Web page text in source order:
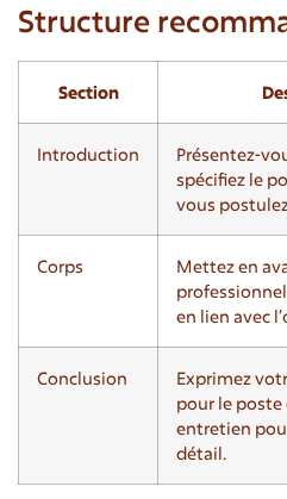
Structure
Section
Introduction
Présentez-
spécifiez le
vous
Corps
Mettez en
en lien avec
Conclusion
Exprimez
pour le
entretien
détail.